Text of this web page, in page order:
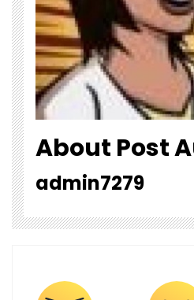
About Post
admin7279